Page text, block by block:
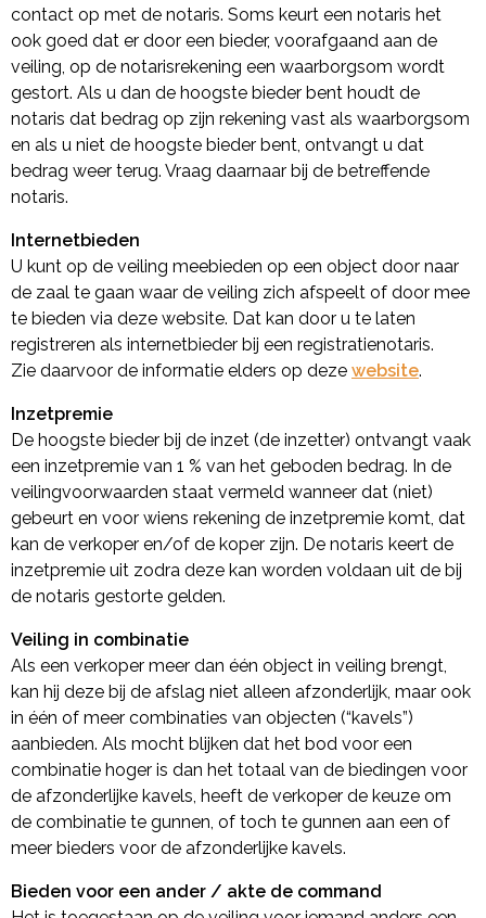
contact op met de notaris. Soms keurt een notaris het
ook goed dat er door een bieder, voorafgaand aan de
veiling, op de notarisrekening een waarborgsom wordt
gestort. Als u dan de hoogste bieder bent houdt de
notaris dat bedrag op zijn rekening vast als waarborgsom
en als u niet de hoogste bieder bent, ontvangt u dat
bedrag weer terug. Vraag daarnaar bij de betreffende
notaris.
Internetbieden
U kunt op de veiling meebieden op een object door naar
de zaal te gaan waar de veiling zich afspeelt of door mee
te bieden via deze website. Dat kan door u te laten
registreren als internetbieder bij een registratienotaris.
Zie daarvoor de informatie elders op deze website.
Inzetpremie
De hoogste bieder bij de inzet (de inzetter) ontvangt vaak
een inzetpremie van 1 % van het geboden bedrag. In de
veilingvoorwaarden staat vermeld wanneer dat (niet)
gebeurt en voor wiens rekening de inzetpremie komt, dat
kan de verkoper en/of de koper zijn. De notaris keert de
inzetpremie uit zodra deze kan worden voldaan uit de bij
de notaris gestorte gelden.
Veiling in combinatie
Als een verkoper meer dan één object in veiling brengt,
kan hij deze bij de afslag niet alleen afzonderlijk, maar ook
in één of meer combinaties van objecten (“kavels”)
aanbieden. Als mocht blijken dat het bod voor een
combinatie hoger is dan het totaal van de biedingen voor
de afzonderlijke kavels, heeft de verkoper de keuze om
de combinatie te gunnen, of toch te gunnen aan een of
meer bieders voor de afzonderlijke kavels.
Bieden voor een ander / akte de command